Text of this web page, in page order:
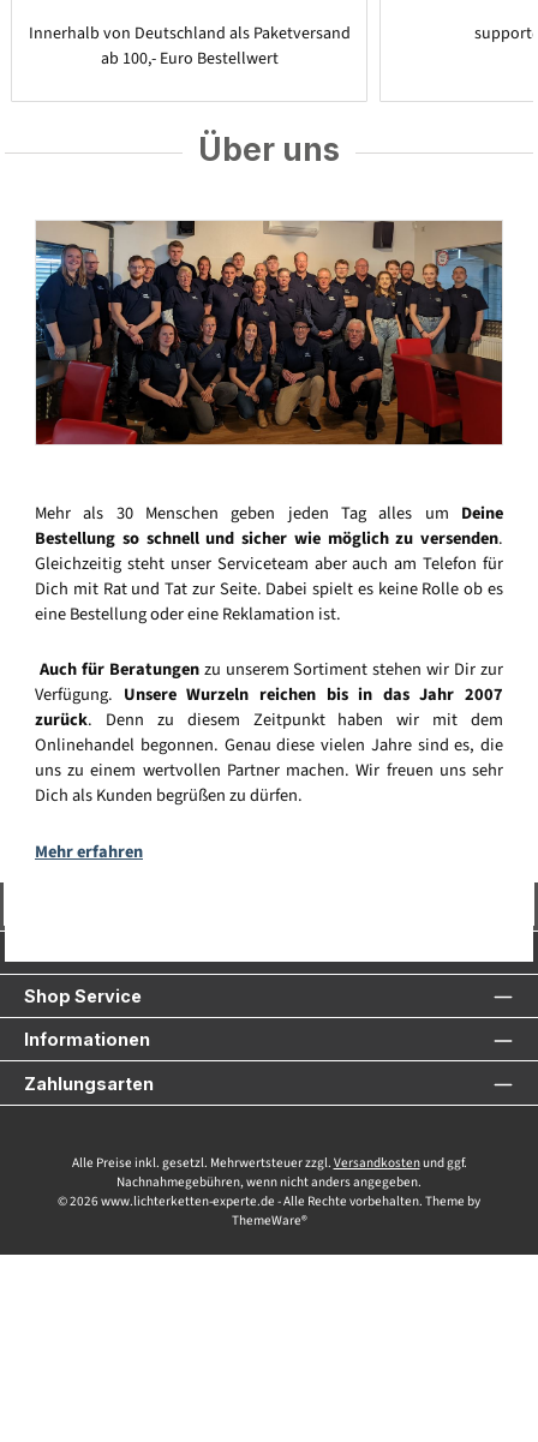
Innerhalb von Deutschland als Paketversand
ab 100,- Euro Bestellwert
Über uns
Mehr als 30 Menschen geben jeden Tag alles um Deine
Bestellung so schnell und sicher wie möglich zu versenden.
Gleichzeitig steht unser Serviceteam aber auch am Telefon für
Dich mit Rat und Tat zur Seite. Dabei spielt es keine Rolle ob es
eine Bestellung oder eine Reklamation ist.
Auch für Beratungenzu unserem Sortiment stehen wir Dir zur
Verfügung. Unsere Wurzeln reichen bis in das Jahr 2007
zurück. Denn zu diesem Zeitpunkt haben wir mit dem
Onlinehandel begonnen. Genau diese vielen Jahre sind es, die
uns zu einem wertvollen Partner machen. Wir freuen uns sehr
Dich als Kunden begrüßen zu dürfen.
Mehr erfahren
Shop Service
Informationen
Zahlungsarten
Alle Preise inkl. gesetzl. Mehrwertsteuer zzgl. Versandkostenund ggf.
Nachnahmegebühren, wenn nicht anders angegeben.
© 2026 www.lichterketten-experte.de - Alle Rechte vorbehalten. Theme by
ThemeWare®